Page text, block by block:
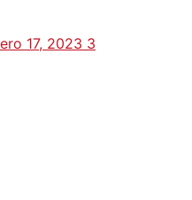
17, 2023 3